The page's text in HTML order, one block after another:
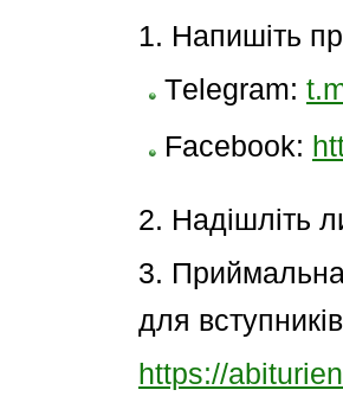
1. Напишіть
Тelegram:
Facebook:
2. Надішліть
3. Приймальна
для
https://